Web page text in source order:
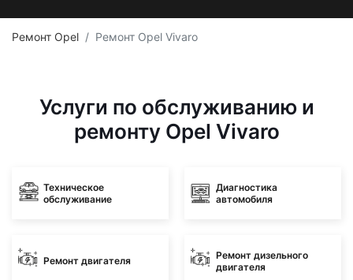
Ремонт Opel Ремонт Opel Vivaro
Услуги по обслуживанию и
ремонту Opel Vivaro
Техническое
обслуживание
Диагностика
автомобиля
Ремонт двигателя
Ремонт дизельного
двигателя